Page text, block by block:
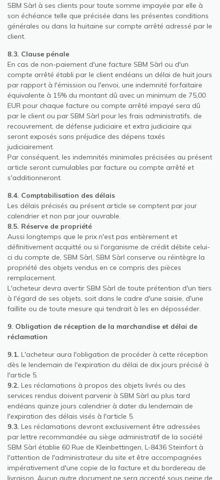
SBM Sàrl à ses clients pour toute somme impayée par elle à
son échéance telle que précisée dans les présentes conditions
générales ou dans la huitaine sur compte arrêté adressé par le
client.
8.3. Clause pénale
En cas de non-paiement d'une facture SBM Sàrl ou d'un
compte arrêté établi par le client endéans un délai de huit jours
par rapport à l'émission ou l'envoi, une indemnité forfaitaire
équivalente à 15% du montant dû avec un minimum de 75,00
EUR pour chaque facture ou compte arrêté impayé sera dû
par le client ou par SBM Sàrl pour les frais administratifs, de
recouvrement, de défense judiciaire et extra judiciaire qui
seront exposés sans préjudice des dépens taxés
judiciairement.
Par conséquent, les indemnités minimales précisées au présent
article seront cumulables par facture ou compte arrêté et
s'additionneront.
8.4. Comptabilisation des délais
Les délais précisés au présent article se comptent par jour
calendrier et non par jour ouvrable.
8.5. Réserve de propriété
Aussi longtemps que le prix n'est pas entièrement et
définitivement acquitté ou si l'organisme de crédit débite celui-
ci du compte de, SBM Sàrl, SBM Sàrl conserve ou réintègre la
propriété des objets vendus en ce compris des pièces
remplacement.
L'acheteur devra avertir SBM Sàrl de toute prétention d'un tiers
à l'égard de ses objets, soit dans le cadre d'une saisie, d'une
faillite ou de toute mesure qui tendrait à les en déposséder.
9. Obligation de réception de la marchandise et délai de
réclamation
9.1. L'acheteur aura l'obligation de procéder à cette réception
dès le lendemain de l'expiration du délai de dix jours précisé à
l'article 5.
9.2. Les réclamations à propos des objets livrés ou des
services rendus doivent parvenir à SBM Sàrl au plus tard
endéans quinze jours calendrier à dater du lendemain de
l'expiration des délais visés à l'article 5.
9.3. Les réclamations devront exclusivement être adressées
par lettre recommandée au siège administratif de la société
SBM Sàrl établie 60 Rue de Kleinbettingen, L-8436 Steinfort à
l'attention de l'administrateur du site et être accompagnées
impérativement d'une copie de la facture et du bordereau de
livraison. Aucun autre document ne sera accepté sous peine de